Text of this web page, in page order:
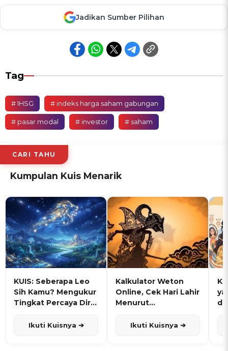
Jadikan Sumber Pilihan
Tag
# IHSG # indeks harga saham gabungan
# pasar modal # investor # saham
CARI TAHU
Kumpulan Kuis Menarik
KUIS: Seberapa Leo
Sih Kamu? Mengukur
Tingkat Percaya Diri
Ikuti Kuisnya ➔
Kalkulator Weton
Online, Cek Hari Lahir
Menurut
Ikuti Kuisnya ➔